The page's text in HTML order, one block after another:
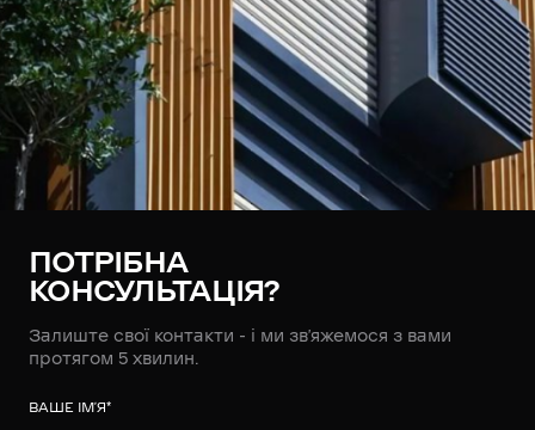
ПОТРІБНА
КОНСУЛЬТАЦІЯ?
Залиште свої контакти - і ми зв’яжемося з вами
протягом 5 хвилин.
ВАШЕ ІМ’Я*